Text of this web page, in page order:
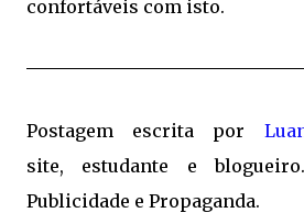
confortáveis com isto.
Postagem escrita por
site, estudante e
Publicidade e Propaganda.